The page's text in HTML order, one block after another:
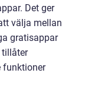
Det ger
välja mellan
gratisappar
tillåter
funktioner